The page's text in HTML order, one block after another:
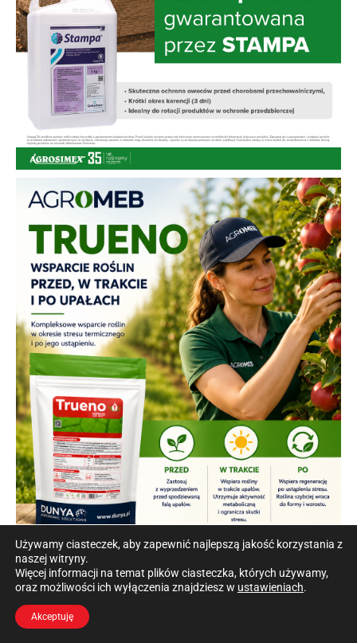
Używamy ciasteczek, aby zapewnić najlepszą jakość korzystania z
naszej witryny.
Więcej informacji na temat plików ciasteczka, których używamy,
oraz możliwości ich wyłączenia znajdziesz w ustawieniach.
Akceptuję